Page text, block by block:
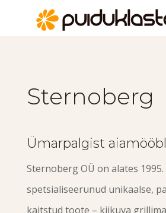
Sternoberg
Ümarpalgist
Sternoberg OÜ on alates
spetsialiseerunud unikaalse,
kaitstud toote – kiikuva